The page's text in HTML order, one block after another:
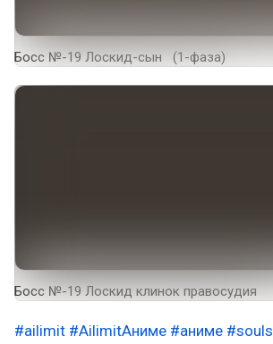
Босс №-19 Лоскид-сын (1-фаза)
Босс №-19 Лоскид клинок правосудия
#ailimit #AilimitАниме #аниме #souls